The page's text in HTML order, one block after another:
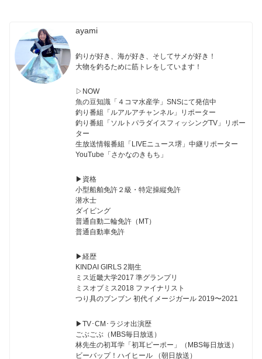
ayami
釣りが好き、海が好き、そしてサメが好き！
大物を釣るために筋トレをしています！
▷NOW
魚の豆知識「４コマ水産学」SNSにて発信中
釣り番組「ルアルアチャンネル」リポーター
釣り番組「ソルトパラダイスフィッシングTV」リポー
ター
生放送情報番組「LIVEニュース堺」中継リポーター
YouTube「さかなのきもち」
▶︎資格
小型船舶免許２級・特定操縦免許
潜水士
ダイビング
普通自動二輪免許（MT）
普通自動車免許
▶︎経歴
KINDAI GIRLS 2期生
ミス近畿大学2017 準グランプリ
ミスオブミス2018 ファイナリスト
つり具のブンブン 初代イメージガール 2019〜2021
▶︎TV･CM･ラジオ出演歴
ごぶごぶ（MBS毎日放送）
林先生の初耳学「初耳ピーポー」（MBS毎日放送）
ビーバップ！ハイヒール （朝日放送）